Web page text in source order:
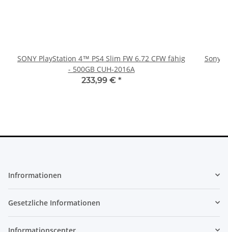
SONY PlayStation 4™ PS4 Slim FW 6.72 CFW fähig
- 500GB CUH-2016A
233,99 € *
Sony
Infrormationen
Gesetzliche Informationen
Informationscenter